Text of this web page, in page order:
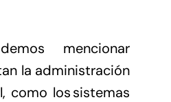
mencionar
la administración
como los sistemas